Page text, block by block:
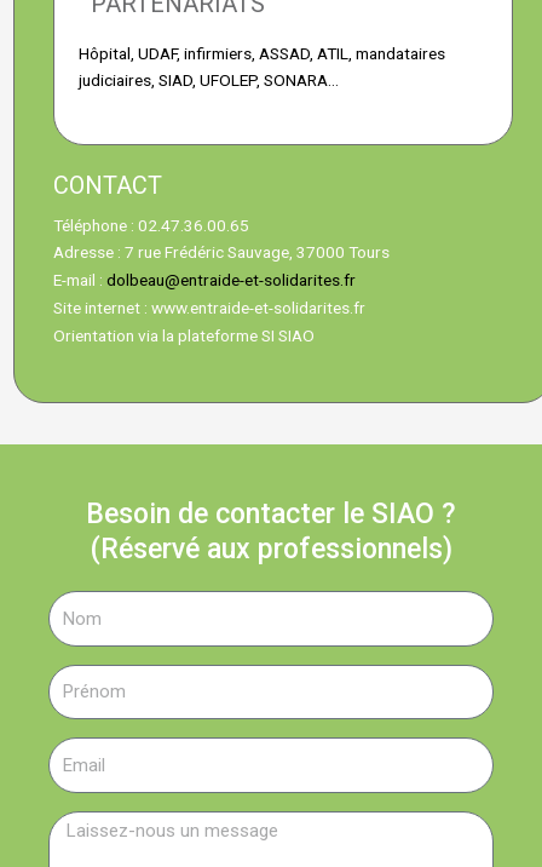
Hôpital, UDAF, infirmiers, ASSAD, ATIL, mandataires
judiciaires, SIAD, UFOLEP, SONARA…
CONTACT
Téléphone : 02.47.36.00.65
Adresse : 7 rue Frédéric Sauvage, 37000 Tours
E-mail :dolbeau@entraide-et-solidarites.fr
Site internet : www.entraide-et-solidarites.fr
Orientation via la plateforme SI SIAO
Besoin de contacter le SIAO ?
(Réservé aux professionnels)